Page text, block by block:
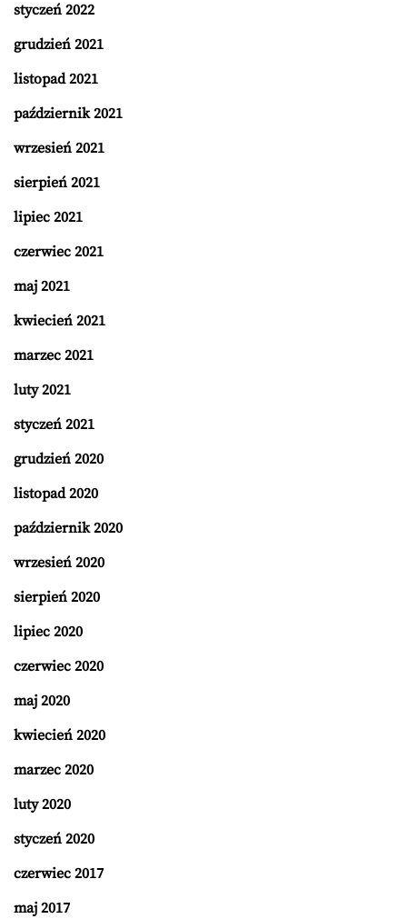
styczeń 2022
grudzień 2021
listopad 2021
październik 2021
wrzesień 2021
sierpień 2021
lipiec 2021
czerwiec 2021
maj 2021
kwiecień 2021
marzec 2021
luty 2021
styczeń 2021
grudzień 2020
listopad 2020
październik 2020
wrzesień 2020
sierpień 2020
lipiec 2020
czerwiec 2020
maj 2020
kwiecień 2020
marzec 2020
luty 2020
styczeń 2020
czerwiec 2017
maj 2017